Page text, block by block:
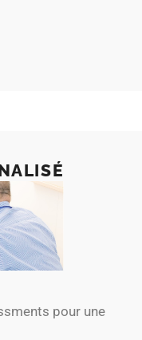
pour une